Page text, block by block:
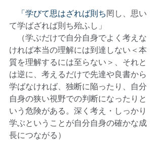
「学びて思はざれば則ち罔し、思い
て学ばざれば則ち殆ふし」
（学ぶだけで自分自身でよく考えな
ければ本当の理解には到達しない＜本
質を理解するには至らない＞、それと
は逆に、考えるだけで先達や良書から
学ばなければ、独断に陥ったり、自分
自身の狭い視野での判断になったりと
いう危険がある。深く考え・しっかり
学ぶということが自分自身の確かな成
長につながる）